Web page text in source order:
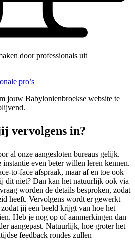
door professionals uit
pro’s
jouw Babylonienbroekse website te
vervolgens in?
al onze aangesloten bureaus gelijk.
instantie even beter willen leren kennen.
to-face afspraak, maar af en toe ook
dit niet? Dan kan het natuurlijk ook via
worden de details besproken, zodat
heeft. Vervolgens wordt er gewerkt
zodat jij een beeld krijgt van hoe het
Heb je nog op of aanmerkingen dan
aangepast. Natuurlijk, hoe groter het
feedback rondes zullen